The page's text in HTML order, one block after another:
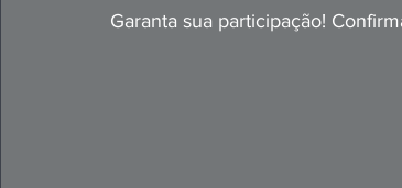
Garanta sua participação!